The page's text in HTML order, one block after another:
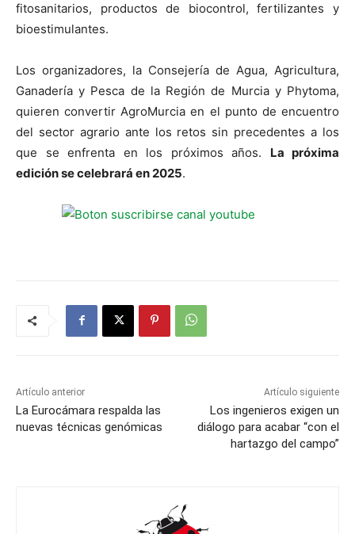
fitosanitarios, productos de biocontrol, fertilizantes y
bioestimulantes.
Los organizadores, la Consejería de Agua, Agricultura,
Ganadería y Pesca de la Región de Murcia y Phytoma,
quieren convertir AgroMurcia en el punto de encuentro
del sector agrario ante los retos sin precedentes a los
que se enfrenta en los próximos años. La próxima
edición se celebrará en 2025.
Artículo anterior
La Eurocámara respalda las
nuevas técnicas genómicas
Artículo siguiente
Los ingenieros exigen un
diálogo para acabar “con el
hartazgo del campo”